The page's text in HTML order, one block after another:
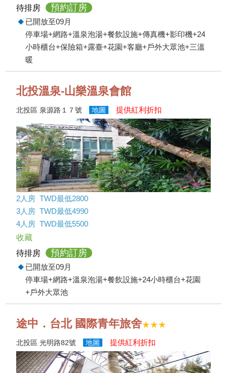
待排房
預約訂房
已開放至09月
停車場+網路+溫泉泡湯+餐飲設施+傳真機+影印機+24
小時櫃台+保險箱+露臺+花園+客廳+戶外大眾池+三溫
暖
北投溫泉-山樂溫泉會館
北投區 泉源路１７號 地圖 提供紅利折扣
2人房 TWD最低2800
3人房 TWD最低4990
4人房 TWD最低5500
收藏
待排房
預約訂房
已開放至09月
停車場+網路+溫泉泡湯+餐飲設施+24小時櫃台+花園
+戶外大眾池
途中．台北 國際青年旅舍
北投區 光明路82號 地圖 提供紅利折扣